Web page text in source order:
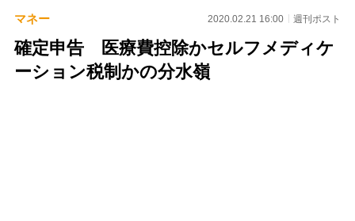
マネー 2020.02.21 16:00 週刊ポスト
確定申告 医療費控除かセルフメディケ
ーション税制かの分水嶺